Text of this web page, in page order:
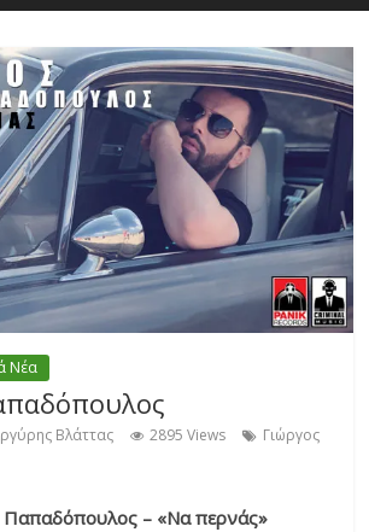
Νέα
Βλάττας 2895 Views
Γιώργος
Παπαδόπουλος – «Να περνάς»